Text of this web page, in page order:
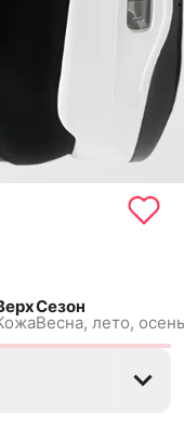
Сезон
Весна, лето,
42.5